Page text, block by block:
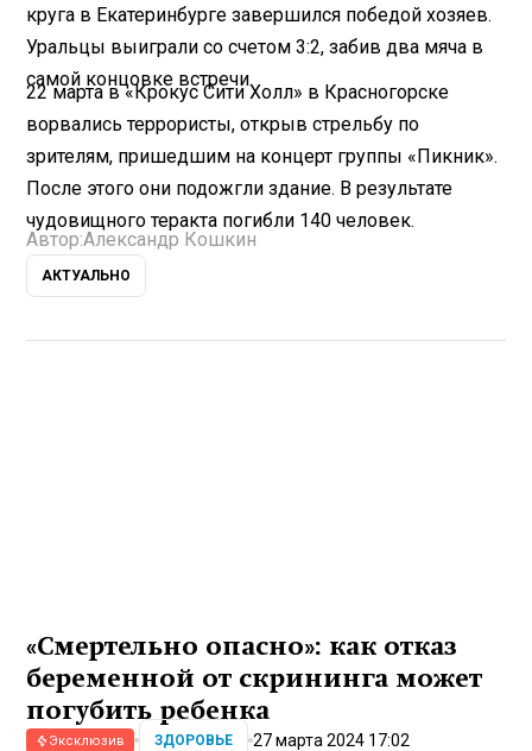
круга в Екатеринбурге завершился победой хозяев.
Уральцы выиграли со счетом 3:2, забив два мяча в
самой концовке встречи.
22 марта в «Крокус Сити Холл» в Красногорске
ворвались террористы, открыв стрельбу по
зрителям, пришедшим на концерт группы «Пикник».
После этого они подожгли здание. В результате
чудовищного теракта погибли 140 человек.
Автор:Александр Кошкин
АКТУАЛЬНО
«Смертельно опасно»: как отказ
беременной от скрининга может
погубить ребенка
Эксклюзив ЗДОРОВЬЕ 27 марта 2024 17:02